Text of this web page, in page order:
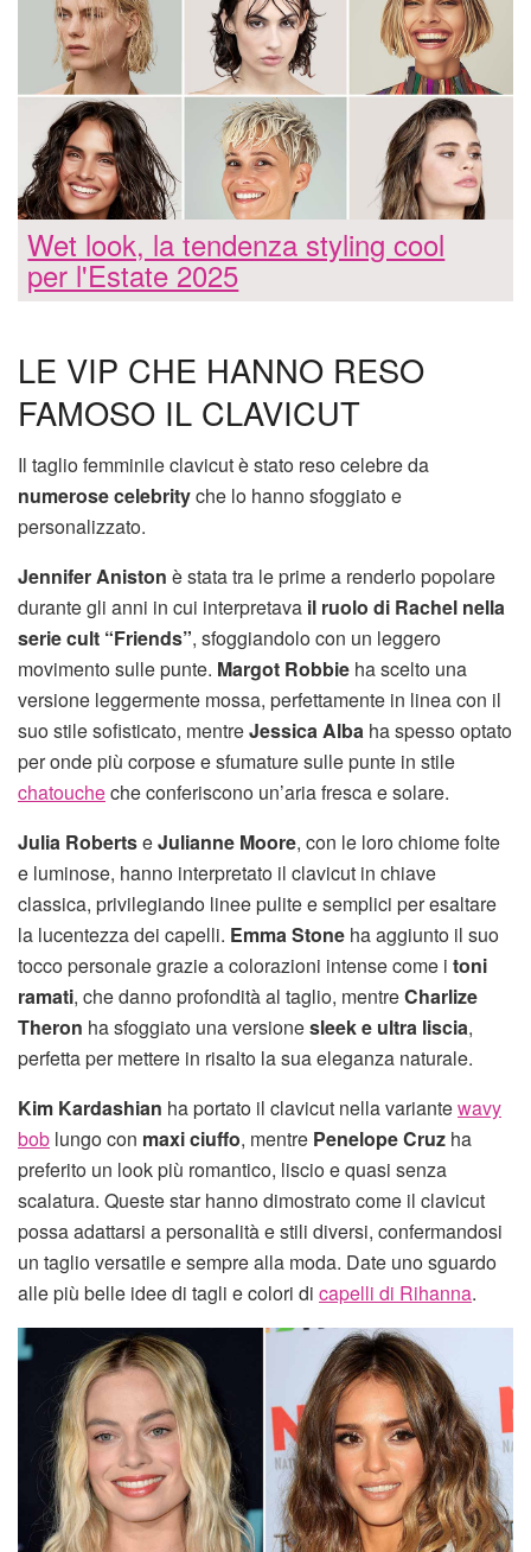
Wet look, la tendenza styling cool
per l'Estate 2025
LE VIP CHE HANNO RESO
FAMOSO IL CLAVICUT
Il taglio femminile clavicut è stato reso celebre da
numerose celebrityche lo hanno sfoggiato e
personalizzato.
Jennifer Aniston è stata tra le prime a renderlo popolare
durante gli anni in cui interpretava il ruolo di Rachel nella
serie cult “Friends”, sfoggiandolo con un leggero
movimento sulle punte. Margot Robbie ha scelto una
versione leggermente mossa, perfettamente in linea con il
suo stile sofisticato, mentreJessica Alba ha spesso optato
per onde più corpose e sfumature sulle punte in stile
chatoucheche conferiscono un’aria fresca e solare.
Julia RobertseJulianne Moore, con le loro chiome folte
e luminose, hanno interpretato il clavicut in chiave
classica, privilegiando linee pulite e semplici per esaltare
la lucentezza dei capelli. Emma Stone ha aggiunto il suo
tocco personale grazie a colorazioni intense come i toni
ramati, che danno profondità al taglio, mentreCharlize
Theron ha sfoggiato una versionesleek e ultra liscia,
perfetta per mettere in risalto la sua eleganza naturale.
Kim Kardashian ha portato il clavicut nella variantewavy
bob lungo con maxi ciuffo, mentre Penelope Cruz ha
preferito un look più romantico, liscio e quasi senza
scalatura. Queste star hanno dimostrato come il clavicut
possa adattarsi a personalità e stili diversi, confermandosi
un taglio versatile e sempre alla moda. Date uno sguardo
alle più belle idee di tagli e colori di capelli di Rihanna.